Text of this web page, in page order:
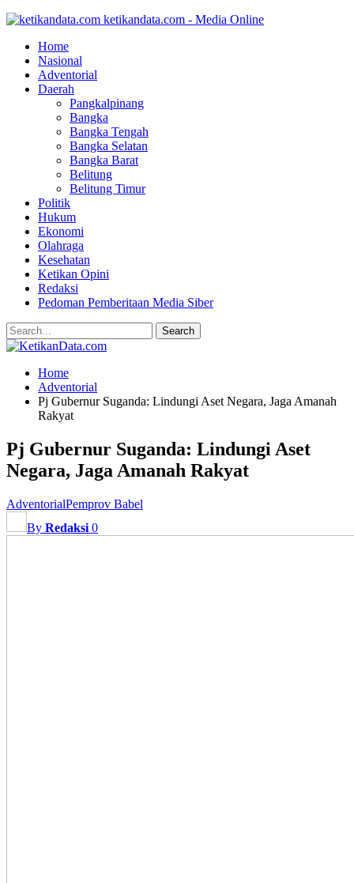
ketikandata.com - Media Online
Home
Nasional
Adventorial
Daerah
Pangkalpinang
Bangka
Bangka Tengah
Bangka Selatan
Bangka Barat
Belitung
Belitung Timur
Politik
Hukum
Ekonomi
Olahraga
Kesehatan
Ketikan Opini
Redaksi
Pedoman Pemberitaan Media Siber
Home
Adventorial
Pj Gubernur Suganda: Lindungi Aset Negara, Jaga Amanah
Rakyat
Pj Gubernur Suganda: Lindungi Aset
Negara, Jaga Amanah Rakyat
AdventorialPemprov Babel
By Redaksi 0